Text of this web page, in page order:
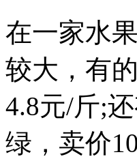
在一家水
较大，有
4.8元/斤;
绿，卖价